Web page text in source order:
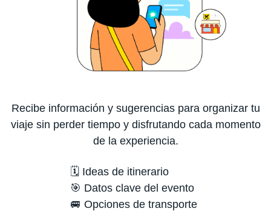
Recibe información y sugerencias para organizar tu
viaje sin perder tiempo y disfrutando cada momento
de la experiencia.
🗓️ Ideas de itinerario
🎯 Datos clave del evento
🚐 Opciones de transporte